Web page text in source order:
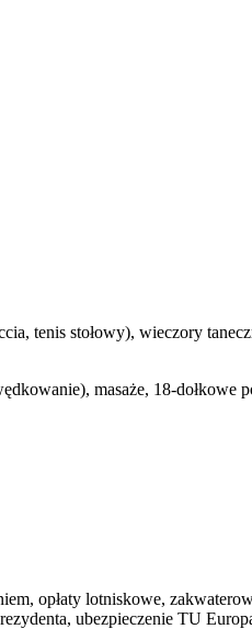
tenis stołowy), wieczory
masaże, 18-dołkowe
opłaty lotniskowe,
ubezpieczenie TU